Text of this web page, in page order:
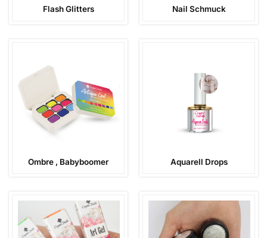
Flash Glitters Nail Schmuck
Ombre , Babyboomer Aquarell Drops